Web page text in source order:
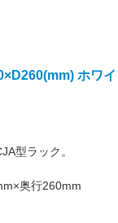
ホワイ
型ラック。
奥行260mm